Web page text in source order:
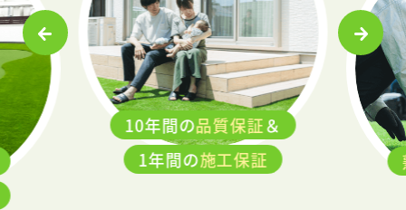
10年間の品質保証＆
1年間の施工保証